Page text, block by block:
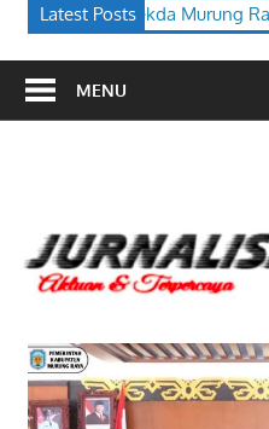
Latest Posts
Buka Sosialisasi Perbup
MENU